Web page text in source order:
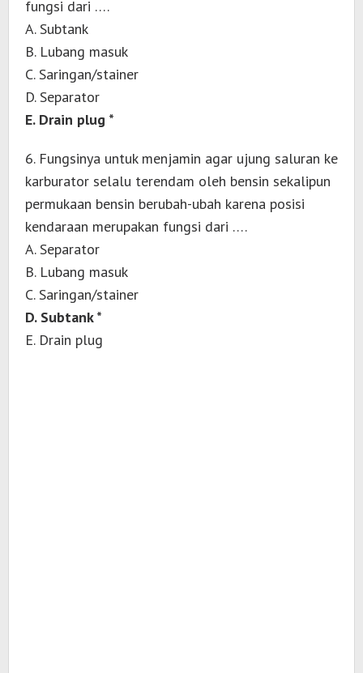
fungsi dari ….
A. Subtank
B. Lubang masuk
C. Saringan/stainer
D. Separator
E. Drain plug *
6. Fungsinya untuk menjamin agar ujung saluran ke
karburator selalu terendam oleh bensin sekalipun
permukaan bensin berubah-ubah karena posisi
kendaraan merupakan fungsi dari ….
A. Separator
B. Lubang masuk
C. Saringan/stainer
D. Subtank *
E. Drain plug